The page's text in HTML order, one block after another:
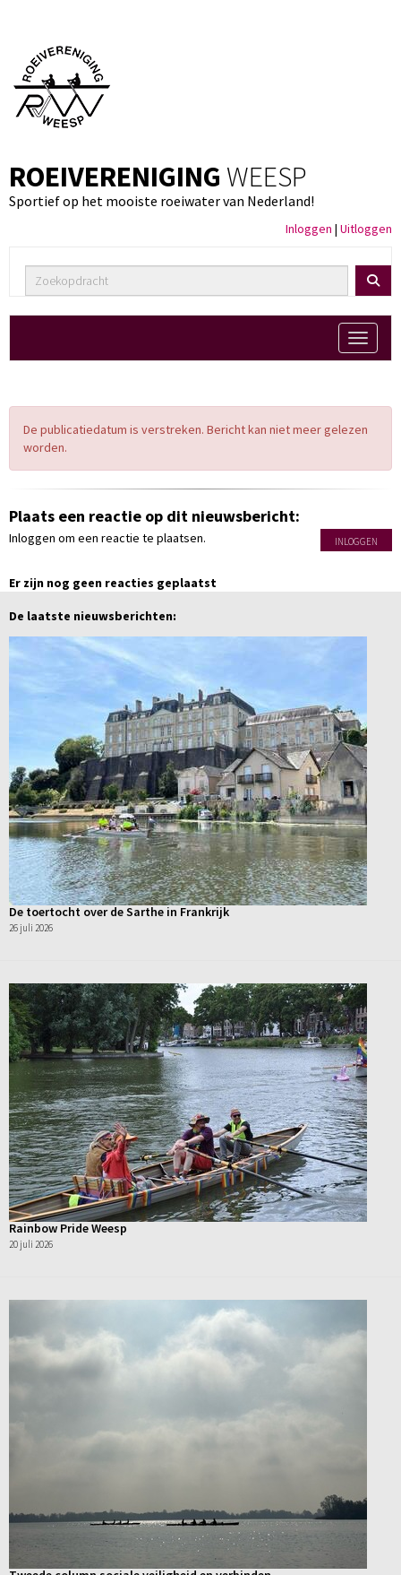
ROEIVERENIGING WEESP
Sportief op het mooiste roeiwater van Nederland!
Inloggen | Uitloggen
Toggle
De publicatiedatum is verstreken. Bericht kan niet meer gelezen
worden.
Plaats een reactie op dit nieuwsbericht:
Inloggen om een reactie te plaatsen. INLOGGEN
Er zijn nog geen reacties geplaatst
De laatste nieuwsberichten:
De toertocht over de Sarthe in Frankrijk
26 juli 2026
Rainbow Pride Weesp
20 juli 2026